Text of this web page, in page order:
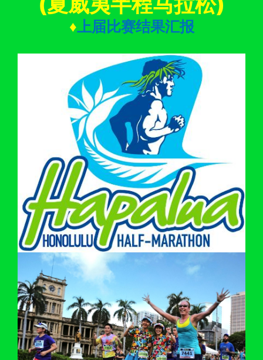
♦上届比赛结果汇报